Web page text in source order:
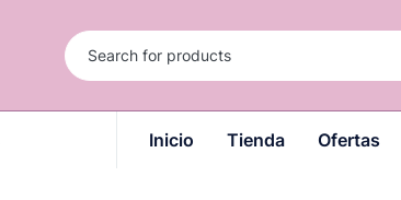
Inicio Tienda Ofertas